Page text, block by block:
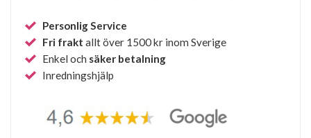
Personlig Service
Fri frakt allt över 1500 kr inom Sverige
Enkel och säker betalning
Inredningshjälp